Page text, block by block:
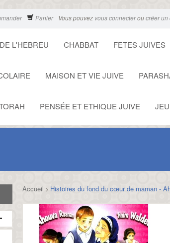
Panier Vous pouvez vous connecteroucréer un
L'HEBREU CHABBAT FETES JUIVES
MAISON ET VIE JUIVE
PENSÉE ET ETHIQUE JUIVE
Accueil > Histoires du fond du cœur de maman -